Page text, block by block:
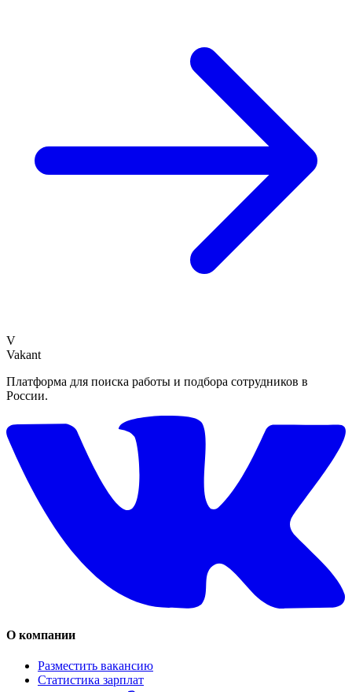
V
Vakant
Платформа для поиска работы и подбора сотрудников в
России.
О компании
Разместить вакансию
Статистика зарплат